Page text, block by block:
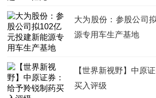
大为股份：参股公司
源专用车生产基地
【世界新视野】中原
买入评级